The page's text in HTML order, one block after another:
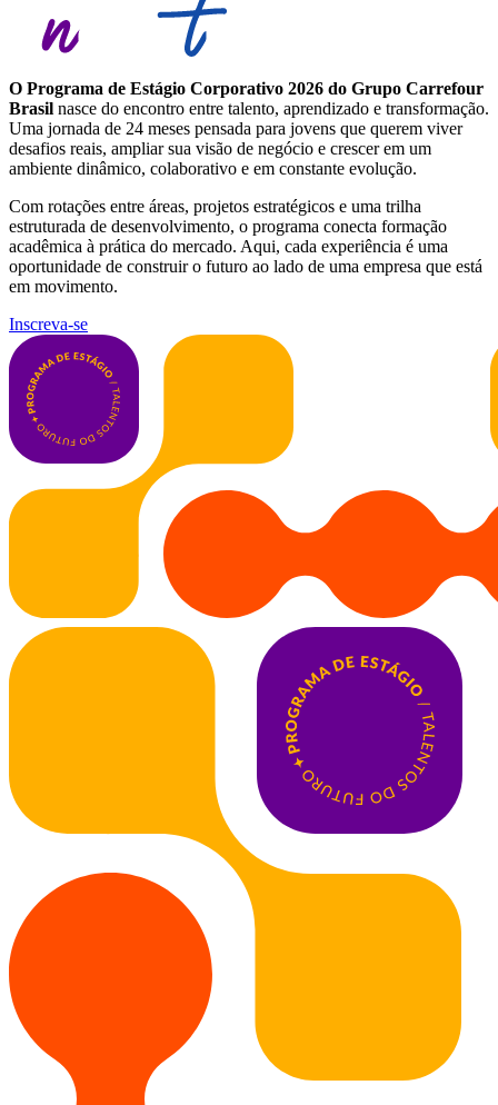
O Programa de Estágio Corporativo 2026 do Grupo Carrefour
Brasil nasce do encontro entre talento, aprendizado e transformação.
Uma jornada de 24 meses pensada para jovens que querem viver
desafios reais, ampliar sua visão de negócio e crescer em um
ambiente dinâmico, colaborativo e em constante evolução.
Com rotações entre áreas, projetos estratégicos e uma trilha
estruturada de desenvolvimento, o programa conecta formação
acadêmica à prática do mercado. Aqui, cada experiência é uma
oportunidade de construir o futuro ao lado de uma empresa que está
em movimento.
Inscreva-se